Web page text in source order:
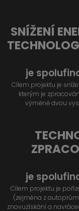
SNÍŽENÍ
je
Cílem projektu je
kterým je
výměně dvou
je
Cílem projektu je
(zejména z
znovuzískání a